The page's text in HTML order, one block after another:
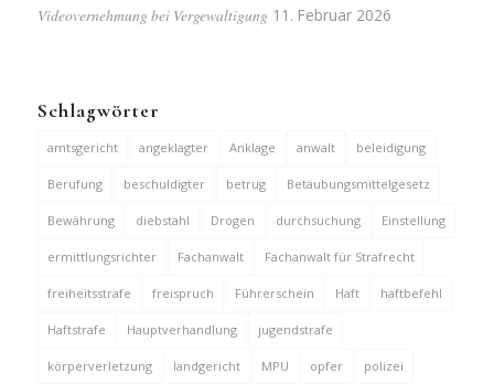
Videovernehmung bei Vergewaltigung 11. Februar 2026
Schlagwörter
amtsgericht angeklagter Anklage anwalt beleidigung
Berufung beschuldigter betrug Betäubungsmittelgesetz
Bewährung diebstahl Drogen durchsuchung Einstellung
ermittlungsrichter Fachanwalt Fachanwalt für Strafrecht
freiheitsstrafe freispruch Führerschein Haft haftbefehl
Haftstrafe Hauptverhandlung jugendstrafe
körperverletzung landgericht MPU opfer polizei